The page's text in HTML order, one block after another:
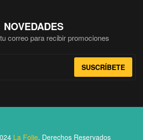
NOVEDADES
correo para recibir promociones
SUSCRÍBETE
La Folie. Derechos Reservados